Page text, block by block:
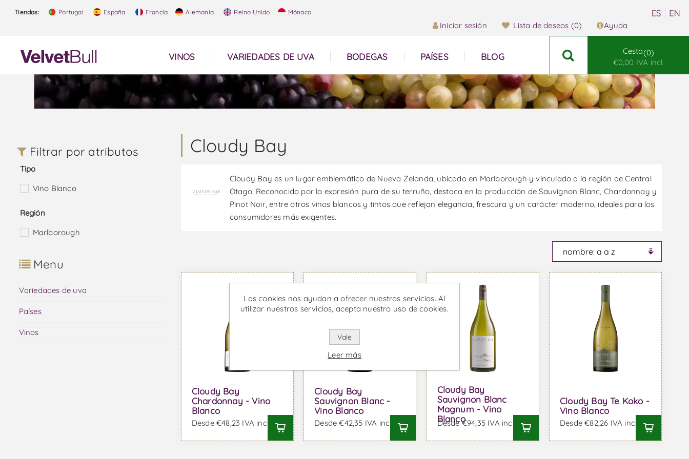
Tiendas: Portugal España Francia Alemania Reino Unido Mónaco
Iniciar sesión Lista de deseos (0) Ayuda
VINOS VARIEDADES DE UVA BODEGAS PAÍSES BLOG
Cesta 0
€0,00 IVA incl.
Cloudy Bay
Cloudy Bay es un lugar emblemático de Nueva Zelanda, ubicado en Marlborough y vinculado a la región de Central
Otago. Reconocido por la expresión pura de su terruño, destaca en la producción de Sauvignon Blanc, Chardonnay y
Pinot Noir, entre otros vinos blancos y tintos que reflejan elegancia, frescura y un carácter moderno, ideales para los
consumidores más exigentes.
Cloudy Bay
Chardonnay - Vino
Blanco
Desde €48,23 IVA incl.
Cloudy Bay
Sauvignon Blanc -
Vino Blanco
Desde €42,35 IVA incl.
Cloudy Bay
Sauvignon Blanc
Magnum - Vino
Blanco
Desde €94,35 IVA incl.
Cloudy Bay Te Koko -
Vino Blanco
Desde €82,26 IVA incl.
Filtrar por atributos
Tipo
Vino Blanco
Región
Marlborough
Menu
Variedades de uva
Países
Vinos
Las cookies nos ayudan a ofrecer nuestros servicios. Al
utilizar nuestros servicios, acepta nuestro uso de cookies.
Vale
Leer más